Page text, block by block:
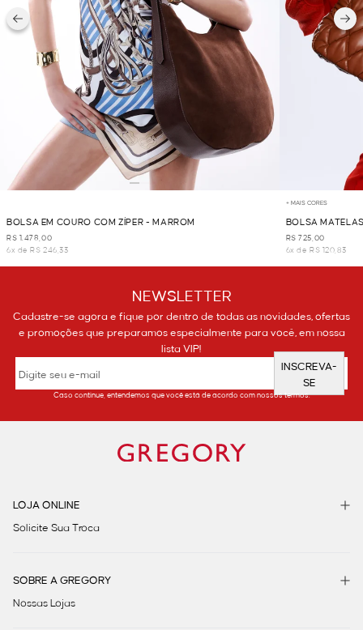
BOLSA EM COURO COM ZÍPER - MARROM
R$ 1.478,00
6x de R$ 246,33
+ MAIS CORES
BOLSA
R$ 725,00
6x de R$ 120,83
NEWSLETTER
Cadastre-se agora e fique por dentro de todas as novidades, ofertas
e promoções que preparamos especialmente para você, em nossa
lista VIP!
INSCREVA-
SE
Caso continue, entendemos que você está de acordo com nossos termos.
LOJA ONLINE
Solicite Sua Troca
SOBRE A GREGORY
Nossas Lojas